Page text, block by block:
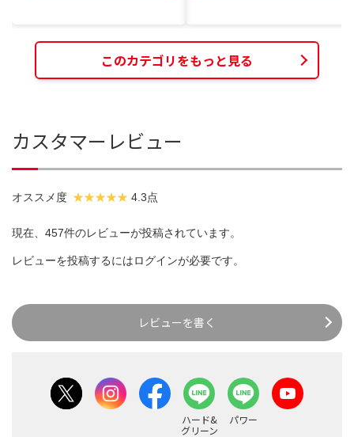
このカテゴリをもっと見る
カスタマーレビュー
オススメ度 4.3点
現在、457件のレビューが投稿されています。
レビューを投稿するにはログインが必要です。
レビューを書く
ハード&
グリーン
パワー